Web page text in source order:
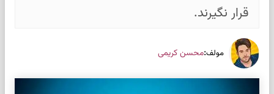
قرار نگیرند.
مولف:محسن کریمی